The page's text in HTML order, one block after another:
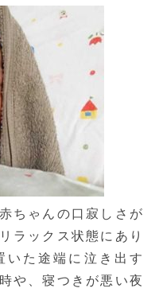
ちゃんの口寂しさが
ラックス状態にあり
いた途端に泣き出す
や、寝つきが悪い夜